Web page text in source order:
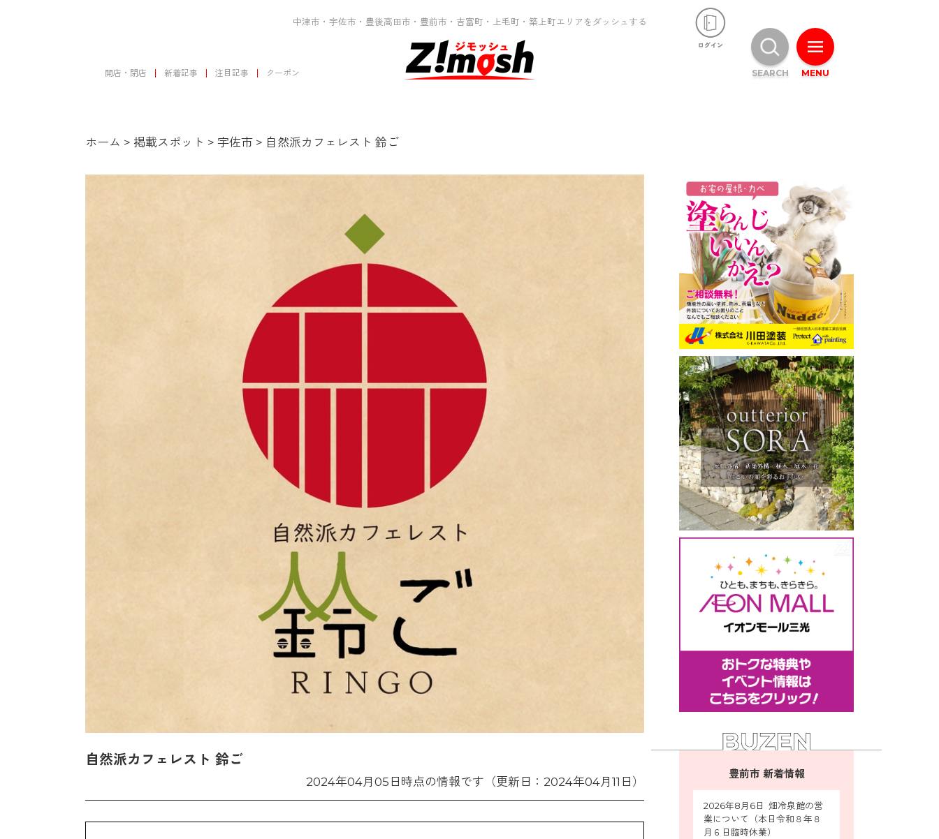
中津市・宇佐市・豊後高田市・豊前市・吉富町・上毛町・築上町エリアをダッシュする
開店・閉店 新着記事 注目記事 クーポン
ホーム > 掲載スポット > 宇佐市 > 自然派カフェレスト 鈴ご
自然派カフェレスト 鈴ご
2024年04月05日時点の情報です（更新日：2024年04月11日）
豊前市 新着情報
2026年8月6日 畑冷泉館の営
業について（本日令和８年８
月６日臨時休業）
MENU
SEARCH